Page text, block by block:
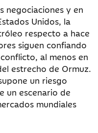
negociaciones y en
Unidos, la
respecto a hace
siguen confiando
al menos en
estrecho de Ormuz.
un riesgo
un escenario de
mundiales